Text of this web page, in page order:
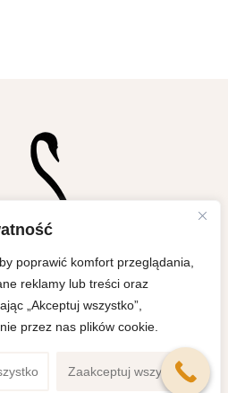
poprawić komfort przeglądania,
reklamy lub treści oraz
„Akceptuj wszystko”,
przez nas plików cookie.
Zaakceptuj wszystko